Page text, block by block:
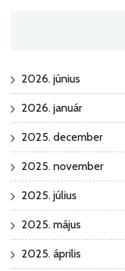
2026. június
2026. január
2025. december
2025. november
2025. július
2025. május
2025. április